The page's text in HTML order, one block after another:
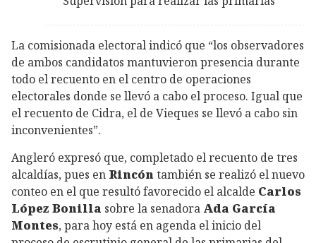
La comisionada electoral indicó que “los observadores
de ambos candidatos mantuvieron presencia durante
todo el recuento en el centro de operaciones
electorales donde se llevó a cabo el proceso. Igual que
el recuento de Cidra, el de Vieques se llevó a cabo sin
inconvenientes”.
Angleró expresó que, completado el recuento de tres
alcaldías, pues en Rincóntambién se realizó el nuevo
conteo en el que resultó favorecido el alcalde Carlos
López Bonilla sobre la senadora Ada García
Montes, para hoy está en agenda el inicio del